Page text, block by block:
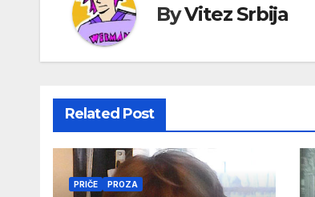
ByVitez Srbija
Related Post
PRIČE PROZA